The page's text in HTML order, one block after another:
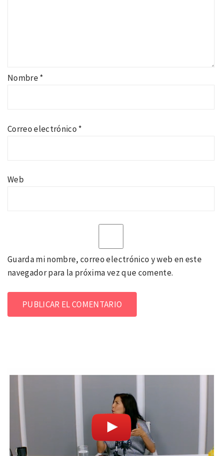
Nombre*
Correo electrónico *
Web
Guarda mi nombre, correo electrónico y web en este
navegador para la próxima vez que comente.